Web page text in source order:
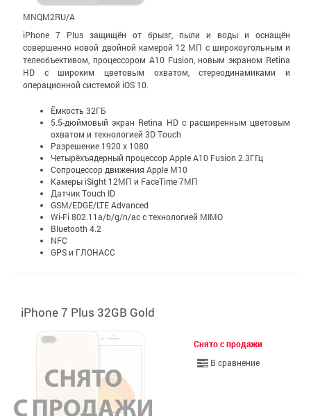
MNQM2RU/A
iPhone 7 Plus защищён от брызг, пыли и воды и оснащён
совершенно новой двойной камерой 12 МП с широко­уголь­ным и
теле­объективом, процессором A10 Fusion, новым экраном Retina
HD с широким цветовым охватом, стерео­динамиками и
операционной системой iOS 10.
Ёмкость 32ГБ
5.5-дюймовый экран Retina HD c расширенным цветовым
охватом и технологией 3D Touch
Разрешение 1920 x 1080
Четырёхъядерный процессор Apple A10 Fusion 2.3ГГц
Сопроцессор движения Apple M10
Камеры iSight 12МП и FaceTime 7МП
Датчик Touch ID
GSM/EDGE/LTE Advanced
Wi-Fi 802.11a/b/g/n/ac с технологией MIMO
Bluetooth 4.2
NFC
GPS и ГЛОНАСС
iPhone 7 Plus 32GB Gold
Снято с продажи
В сравнение